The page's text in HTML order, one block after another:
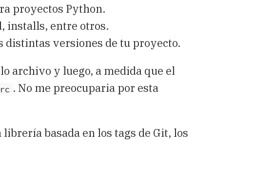
proyectos Python.
installs, entre otros.
distintas versiones de tu proyecto.
archivo y luego, a medida que el
. No me preocuparia por esta
basada en los tags de Git, los